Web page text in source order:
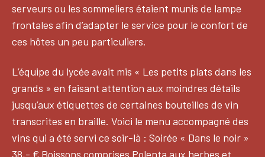
serveurs ou les sommeliers étaient munis de lampe
frontales afin d’adapter le service pour le confort de
ces hôtes un peu particuliers.
L’équipe du lycée avait mis « Les petits plats dans les
grands » en faisant attention aux moindres détails
jusqu’aux étiquettes de certaines bouteilles de vin
transcrites en braille. Voici le menu accompagné des
vins qui a été servi ce soir-là : Soirée « Dans le noir »
38,- € Boissons comprises Polenta aux herbes et